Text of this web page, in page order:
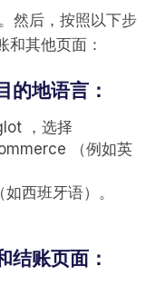
然后，按照以下步
其他页面：
的地语言：
，选择
（例如英
西班牙语）。
结账页面：